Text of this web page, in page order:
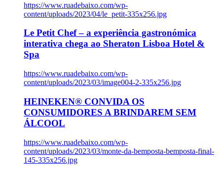
https://www.ruadebaixo.com/wp-
content/uploads/2023/04/le_petit-335x256.jpg
Le Petit Chef – a experiência gastronómica
interativa chega ao Sheraton Lisboa Hotel &
Spa
https://www.ruadebaixo.com/wp-
content/uploads/2023/03/image004-2-335x256.jpg
HEINEKEN® CONVIDA OS
CONSUMIDORES A BRINDAREM SEM
ÁLCOOL
https://www.ruadebaixo.com/wp-
content/uploads/2023/03/monte-da-bemposta-bemposta-final-
145-335x256.jpg